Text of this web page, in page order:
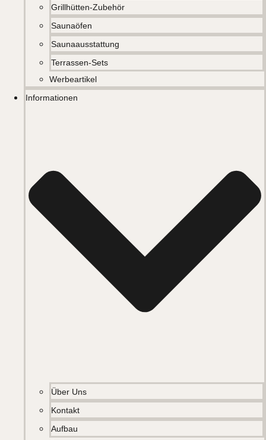
Grillhütten-Zubehör
Saunaöfen
Saunaausstattung
Terrassen-Sets
Werbeartikel
Informationen
Über Uns
Kontakt
Aufbau